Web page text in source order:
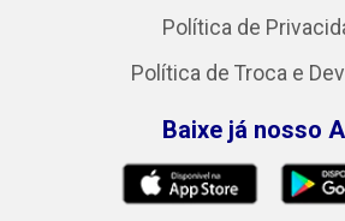
Política de
Política de Troca e
Baixe já nosso